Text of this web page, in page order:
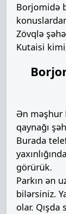
Borjomidə
Zövqlə
Kutaisi
Ən məşhur
qaynağı
Burada
görürük.
Parkın ən
bilərsiniz.
olar.